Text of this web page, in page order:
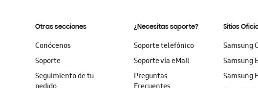
Otras secciones
Conócenos
Soporte
Seguimiento de tu
¿Necesitas soporte?
Soporte telefónico
Soporte vía eMail
Preguntas
Sitios
Samsung
Samsung
Samsung